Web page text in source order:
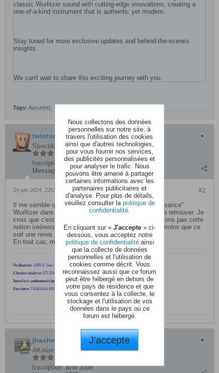
classic Wurlitzer sound with cutting-edge innovations, creating a
one-of-a-kind instrument that is authentic yet modern.
Stay tuned for more exclusive updates and behind-the-scenes
insights.
We can't wait to share this exciting journey with you.
Tags: Aucun(e)
twinton
SpectAKulaire
Inscription:
février 2004
Messages:
13307
#2
24 juin 2024, 22h24
Il me semble qu'on avait déjà évoqué ici cette "renaissance"
Wurlitzer dans un précédent sujet que je n'arrive pas à retrouver. Je
crois que c'est Teuf qui l'avait créé.... Mais nous n'avions pas cette
notion intéressante d'un partenariat avec Dexibell. À moins que ce
soit une news totalement différente...?
En tout cas, merci de l'info, Jhashe.
Ordinateur APPLE Imac 21,5"- Core I5 - 8Go
Claviers maitres STUDIOLOGIC SL990 PRO - M-AUDIO CODE49
Interface audionumérique
FOCUSRITE Scarlett 2i2
Enceintes YAMAHA MSP5 CasqueAKG K701
jhashe
AKdémicien
Inscription: avril 2008
Nous collectons des données
personnelles sur notre site, à
travers l'utilisation des cookies
ainsi que d'autres technologies,
pour vous fournir nos services,
des publicités personnalisées et
pour analyser le trafic. Nous
pouvons être amené à partager
certaines informations avec les
partenaires publicitaires et
d'analyse. Pour plus de détails,
veuillez consulter la politique de
confidentialité
En cliquant sur « J'accepte » ci-
dessous, vous acceptez notre
politique de confidentialitéainsi
que la collecte de données
personnelles et l'utilisation de
cookies comme décrit. Vous
reconnaissez aussi que ce forum
peut être hébergé en dehors de
votre pays de résidence et que
vous consentez à la collecte, le
stockage et l'utilisation de vos
données dans le pays où ce
forum est hébergé.
J'accepte